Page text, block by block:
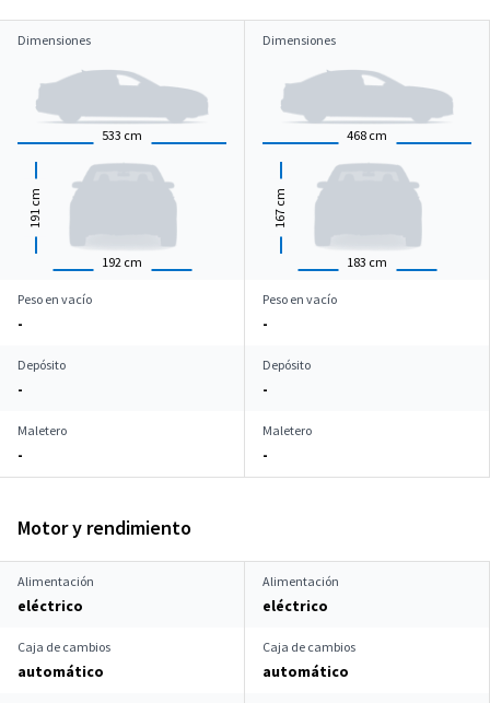
Dimensiones
533 cm
192 cm
191
cm
Dimensiones
468 cm
183 cm
167
cm
Peso en vacío
-
Peso en vacío
-
Depósito
-
Depósito
-
Maletero
-
Maletero
-
Motor y rendimiento
Alimentación
eléctrico
Alimentación
eléctrico
Caja de cambios
automático
Caja de cambios
automático